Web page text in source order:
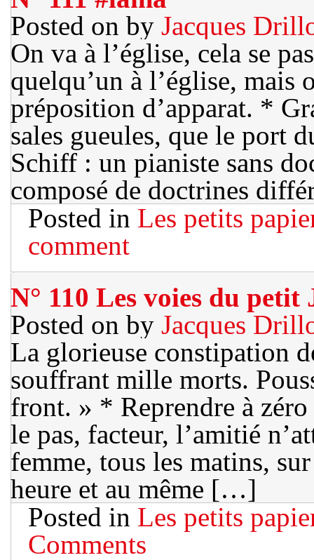
Posted on by Jacques
On va à l’église, cela se
quelqu’un à l’église, mais
préposition d’apparat. *
sales gueules, que le port
Schiff : un pianiste sans
composé de doctrines
Posted in Les petits
comment
N° 110 Les voies du petit
Posted on by Jacques
La glorieuse constipation
souffrant mille morts.
front. » * Reprendre à
le pas, facteur, l’amitié
femme, tous les matins,
heure et au même […]
Posted in Les petits
Comments